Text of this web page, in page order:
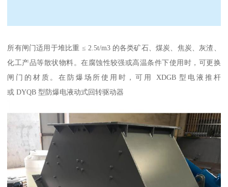
所有闸门适用于堆比重 ≤ 2.5t/m3 的各类矿石、煤炭、焦炭、灰渣、
化工产品等散状物料。在腐蚀性较强或高温条件下使用时，可更换
闸门的材质。在防爆场所使用时，可用 XDGB 型电液推杆
或 DYQB 型防爆电液动式回转驱动器